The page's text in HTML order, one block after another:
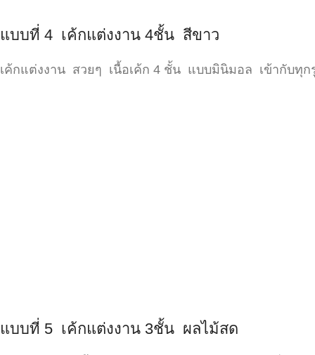
แบบที่ 4 เค้กแต่งงาน 4ชั้น สีขาว
เค้กแต่งงาน สวยๆ เนื้อเค้ก 4 ชั้น แบบมินิมอล เข้ากับทุ
แบบที่ 5 เค้กแต่งงาน 3ชั้น ผลไม้สด